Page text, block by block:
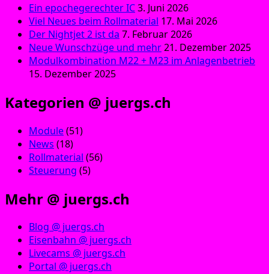
Ein epochegerechter IC3. Juni 2026
Viel Neues beim Rollmaterial 17. Mai 2026
Der Nightjet 2 ist da 7. Februar 2026
Neue Wunschzüge und mehr21. Dezember 2025
Modulkombination M22 + M23 im Anlagenbetrieb
15. Dezember 2025
Kategorien @ juergs.ch
Module(51)
News (18)
Rollmaterial (56)
Steuerung (5)
Mehr @ juergs.ch
Blog @ juergs.ch
Eisenbahn @ juergs.ch
Livecams @ juergs.ch
Portal @ juergs.ch